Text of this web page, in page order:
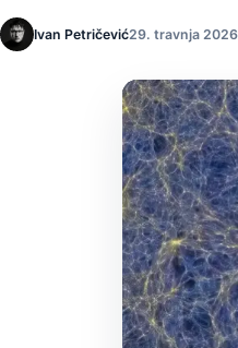
Ivan Petričević29. travnja